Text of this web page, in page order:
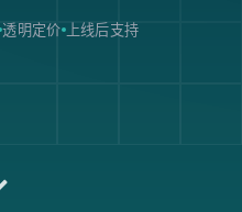
透明定价 上线后支持